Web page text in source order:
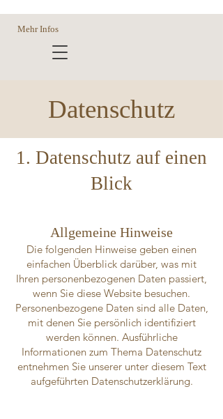
Mehr Infos
Datenschutz
1. Datenschutz auf einen
Blick
Allgemeine Hinweise
Die folgenden Hinweise geben einen
einfachen Überblick darüber, was mit
Ihren personenbezogenen Daten passiert,
wenn Sie diese Website besuchen.
Personenbezogene Daten sind alle Daten,
mit denen Sie persönlich identifiziert
werden können. Ausführliche
Informationen zum Thema Datenschutz
entnehmen Sie unserer unter diesem Text
aufgeführten Datenschutzerklärung.